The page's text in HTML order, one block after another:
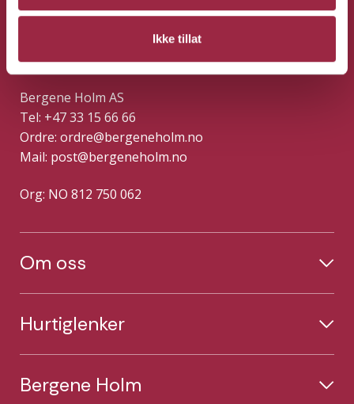
Ikke tillat
Kontakt
Bergene Holm AS
Tel: +47 33 15 66 66
Ordre: ordre@bergeneholm.no
Mail: post@bergeneholm.no
Org: NO 812 750 062
Om oss
Hurtiglenker
Bergene Holm